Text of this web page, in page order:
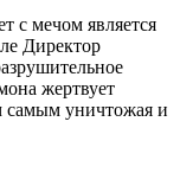
с мечом является
Директор
жертвует
самым уничтожая и